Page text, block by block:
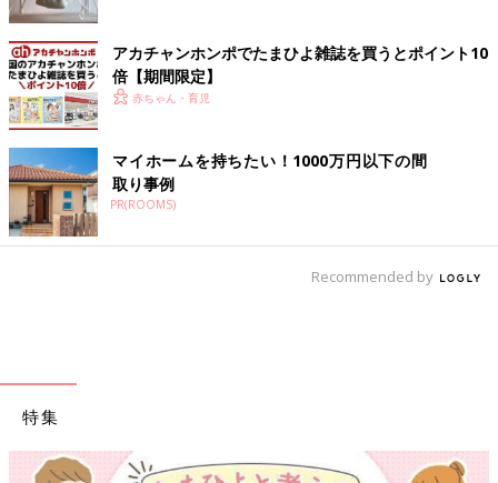
アカチャンホンポでたまひよ雑誌を買うとポイント10
倍【期間限定】
赤ちゃん・育児
マイホームを持ちたい！1000万円以下の間
取り事例
PR(ROOMS)
Recommended by
特集
【ワクチン接種できるものも】妊婦の感染症対策、知っておいて！